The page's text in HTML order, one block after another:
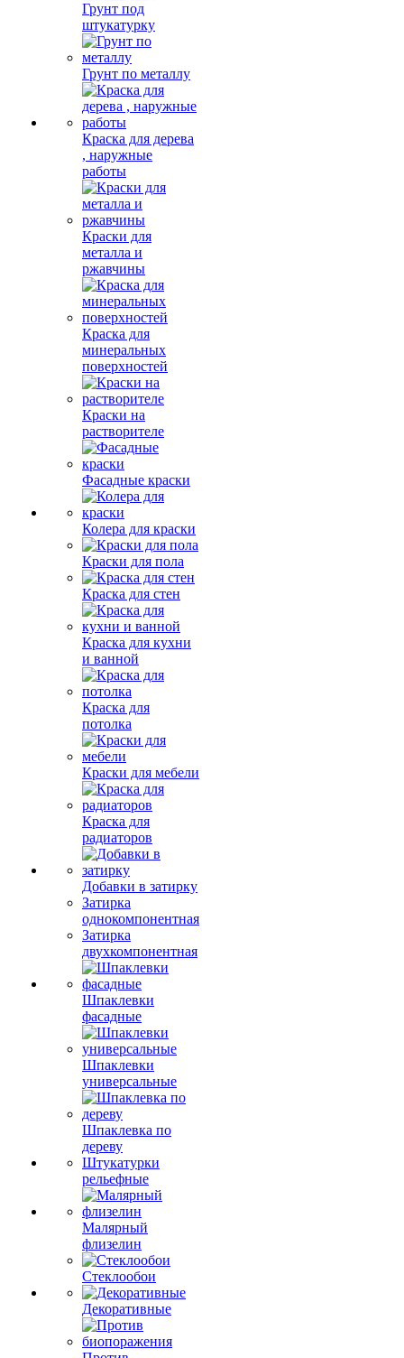
Грунт под
штукатурку
Грунт по металлу
Краска для дерева
, наружные
работы
Краски для
металла и
ржавчины
Краска для
минеральных
поверхностей
Краски на
растворителе
Фасадные краски
Колера для краски
Краски для пола
Краска для стен
Краска для кухни
и ванной
Краска для
потолка
Краски для мебели
Краска для
радиаторов
Добавки в затирку
Затирка
однокомпонентная
Затирка
двухкомпонентная
Шпаклевки
фасадные
Шпаклевки
универсальные
Шпаклевка по
дереву
Штукатурки
рельефные
Малярный
флизелин
Стеклообои
Декоративные